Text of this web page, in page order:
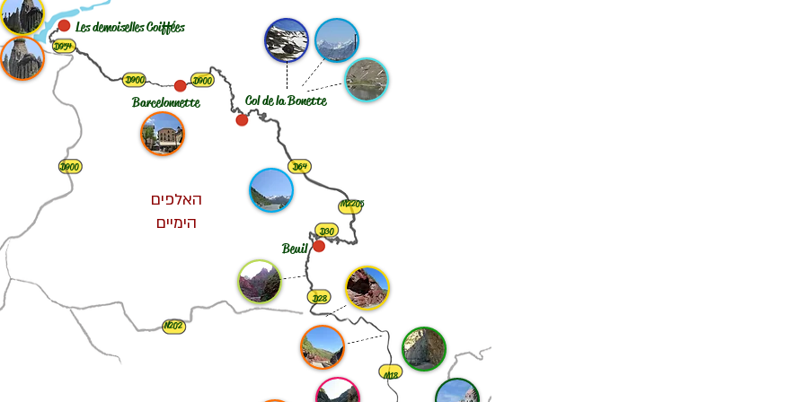
Barcelonnette
Les demoiselles Coiffées
D900
D954
Col de la Bonette
D900
D900
Beuil
D30
D64
M2205
האלפים
הימיים
D28
M18
N202